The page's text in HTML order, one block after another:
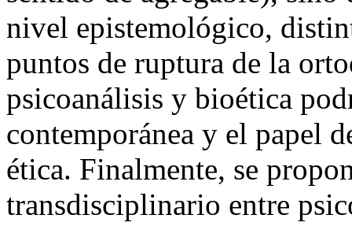
nivel epistemológico,
puntos de ruptura de la
psicoanálisis y bioética
contemporánea y el papel
ética. Finalmente, se
transdisciplinario entre